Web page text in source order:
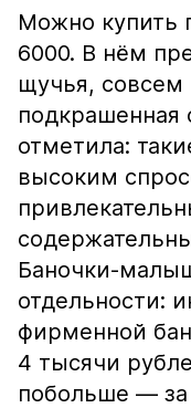
Можно купить
6000. В нём
щучья, совсем
подкрашенная
отметила:
высоким
Баночки-
отдельности:
фирменной
4 тысячи
побольше — за